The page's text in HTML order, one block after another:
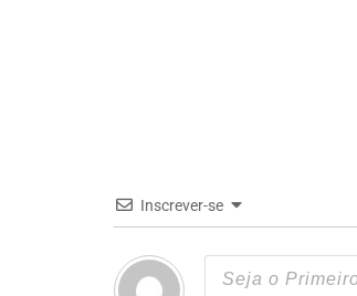
Inscrever-se